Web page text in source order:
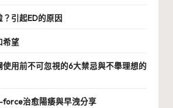
引起ED的原因
希望
使用前不可忽視的6大禁忌與不舉理想的
治愈陽痿與早洩分享